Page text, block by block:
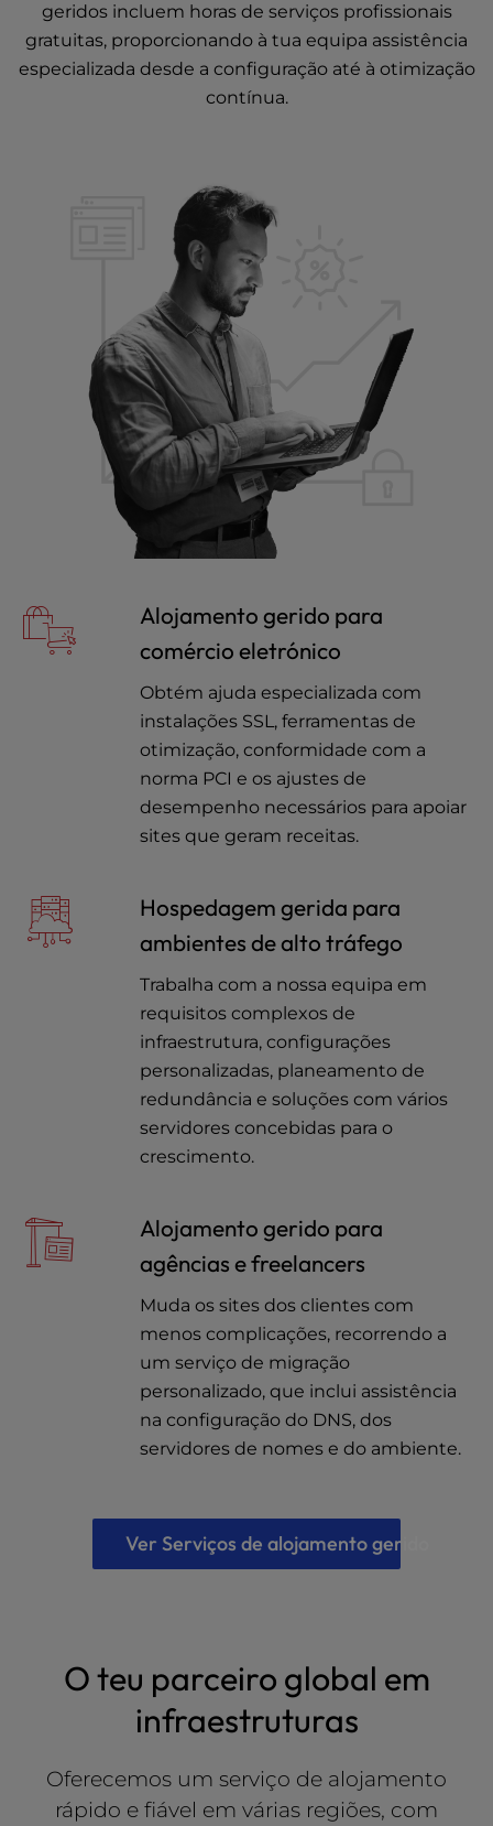
geridosincluem horas de serviços profissionais
gratuitas, proporcionando à tua equipa assistência
especializada desde a configuração até à otimização
contínua.
Alojamento gerido para
comércio eletrónico
Obtém ajuda especializada com
instalações SSL, ferramentas de
otimização, conformidade com a
norma PCI e os ajustes de
desempenho necessários para apoiar
sites que geram receitas.
Hospedagem gerida para
ambientes de alto tráfego
Trabalha com a nossa equipa em
requisitos complexos de
infraestrutura, configurações
personalizadas, planeamento de
redundância e soluções com vários
servidores concebidas para o
crescimento.
Alojamento gerido para
agências e freelancers
Muda os sites dos clientes com
menos complicações, recorrendo a
um serviço de migração
personalizado, que inclui assistência
na configuração do DNS, dos
servidores de nomes e do ambiente.
Ver Serviços de alojamento gerido
O teu parceiro global em
infraestruturas
Oferecemos um serviço de alojamento
rápido e fiável em várias regiões, com